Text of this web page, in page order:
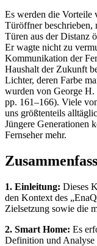
Es werden die Vorteile
Türöffner
Türen aus der Distanz
Er wagte nicht zu
Kommunikation der
Haushalt der Zukunft
Lichter, deren Farbe
wurden von George
pp. 161–166). Viele
uns größtenteils
Jüngere Generationen
Fernseher mehr.
1. Einleitung: Dieses
den Kontext des
Zielsetzung sowie die
2. Smart Home: Es
Definition und Analyse